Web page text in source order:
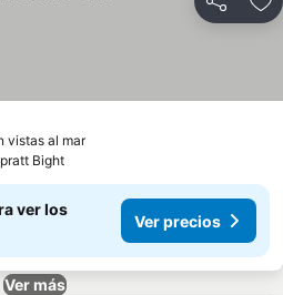
Compartir
vistas al marVer precios
Bight
ver los
Ver precios
Ver más